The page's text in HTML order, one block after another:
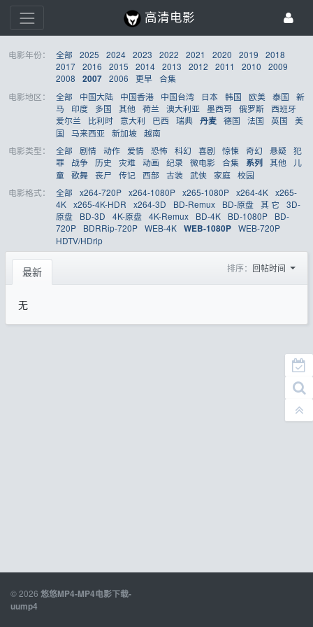
高清电影
电影年份： 全部 2025 2024 2023 2022 2021 2020 2019
2018
2017 2016 2015 2014 2013 2012 2011 2010
2009
2008
2007 2006 更早 合集
电影地区：
全部 中国大陆 中国香港 中国台湾 日本 韩国 欧美 泰国
新
马
印度 多国 其他 荷兰 澳大利亚 墨西哥 俄罗斯 西班牙
爱尔兰
比利时 意大利 巴西 瑞典 丹麦 德国 法国 英国
美
国
马来西亚 新加坡 越南
电影类型：
全部 剧情 动作 爱情 恐怖 科幻 喜剧 惊悚 奇幻 悬疑 犯
罪
战争 历史 灾难 动画 纪录 微电影 合集 系列 其他
儿
童 歌舞 丧尸 传记 西部 古装 武侠 家庭 校园
电影格式：
全部 x264-720P x264-1080P x265-1080P x264-4K x265-
4K x265-4K-HDR x264-3D BD-Remux BD-原盘 其 它
3D-
原盘
BD-3D 4K-原盘 4K-Remux BD-4K BD-1080P
BD-
720P
BDRRip-720P WEB-4K WEB-1080P WEB-720P
HDTV/HDrip
最新 排序： 回帖时间
无
© 2026 悠悠MP4-MP4电影下载-
uump4